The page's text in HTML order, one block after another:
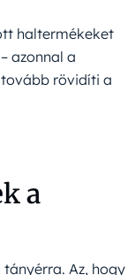
haltermékeket
azonnal a
rövidíti a
a
Az, hogy